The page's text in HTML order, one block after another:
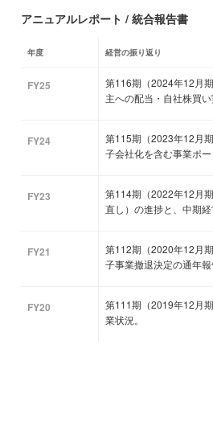
アニュアルレポート / 統合報告書
年度 経営の振り返り
FY25
第116期（2024年12月
主への配当・自社株買い
FY24
第115期（2023年12月
子会社化を含む事業ポー
FY23
第114期（2022年12月
直し）の進捗と、中期
FY21
第112期（2020年12月
子事業撤退決定の通年報
FY20
第111期（2019年12月
業状況。